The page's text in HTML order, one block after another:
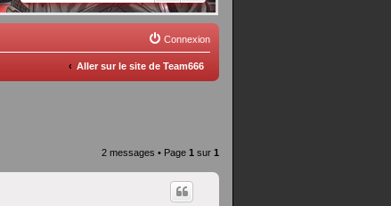
Connexion
Aller sur le site de Team666
2 messages • Page 1 sur 1